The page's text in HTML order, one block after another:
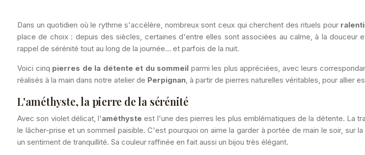
Dans un quotidien où le rythme s'accélère, nombreux sont ceux qui cherchent des rituels pour
place de choix : depuis des siècles, certaines d'entre elles sont associées au calme, à la
rappel de sérénité tout au long de la journée… et parfois de la nuit.
Voici cinq pierres de la détente et du sommeil parmi les plus appréciées, avec leurs
réalisés à la main dans notre atelier de Perpignan, à partir de pierres naturelles véritables, pour allier
L'améthyste, la pierre de la sérénité
Avec son violet délicat, l'améthyste est l'une des pierres les plus emblématiques de la détente. La
le lâcher-prise et un sommeil paisible. C'est pourquoi on aime la garder à portée de main le soir, sur
un sentiment de tranquillité. Sa couleur raffinée en fait aussi un bijou très élégant.